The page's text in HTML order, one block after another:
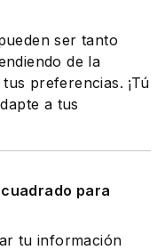
ser tanto
de la
preferencias. ¡Tú
a tus
para
tu información